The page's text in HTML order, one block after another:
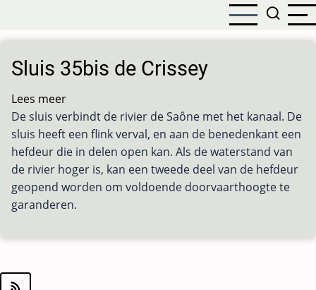
naar
de
inhoud
gaan
Sluis 35bis de Crissey
Lees meer
Sluis
35bis
de
Crissey
De sluis verbindt de rivier de Saône met het kanaal. De
sluis heeft een flink verval, en aan de benedenkant een
hefdeur die in delen open kan. Als de waterstand van
de rivier hoger is, kan een tweede deel van de hefdeur
geopend worden om voldoende doorvaarthoogte te
garanderen.